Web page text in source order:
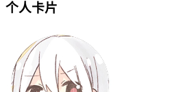
个人卡片